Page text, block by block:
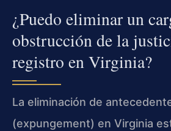
¿Puedo eliminar un
obstrucción de la
registro en Virginia?
La eliminación de
(expungement) en Virginia